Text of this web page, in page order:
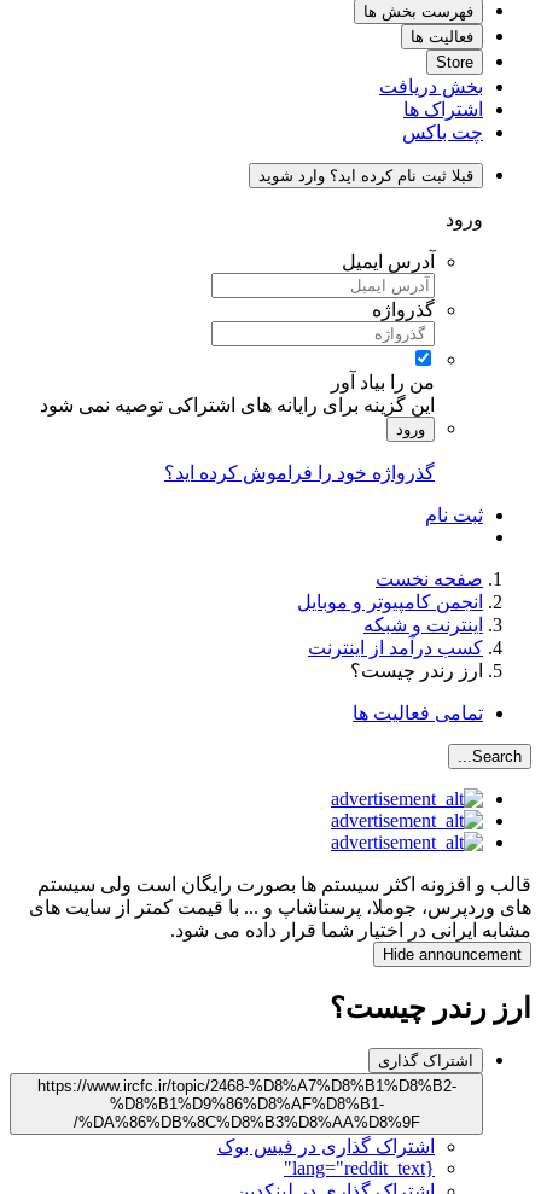
فهرست بخش ها
فعالیت ها
Store
بخش دریافت
اشتراک ها
چت باکس
قبلا ثبت نام کرده اید؟ وارد شوید
ورود
آدرس ایمیل
گذرواژه
من را بیاد آور
این گزینه برای رایانه های اشتراکی توصیه نمی شود
ورود
گذرواژه خود را فراموش کرده اید؟
ثبت نام
صفحه نخست
انجمن کامپیوتر و موبایل
اینترنت و شبکه
کسب درآمد از اینترنت
ارز رندر چیست؟
تمامی فعالیت ها
Search...
قالب و افزونه اکثر سیستم ها بصورت رایگان است ولی سیستم
های وردپرس، جوملا، پرستاشاپ و ... با قیمت کمتر از سایت های
مشابه ایرانی در اختیار شما قرار داده می شود.
Hide announcement
ارز رندر چیست؟
اشتراک گذاری
https://www.ircfc.ir/topic/2468-%D8%A7%D8%B1%D8%B2-
%D8%B1%D9%86%D8%AF%D8%B1-
%DA%86%DB%8C%D8%B3%D8%AA%D8%9F/
اشتراک گذاری در فیس بوک
{lang="reddit_text"